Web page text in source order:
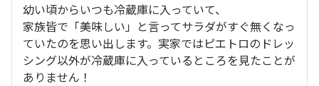
幼い頃からいつも冷蔵庫に入っていて、
家族皆で「美味しい」と言ってサラダがすぐ無くなっ
ていたのを思い出します。実家ではピエトロのドレッ
シング以外が冷蔵庫に入っているところを見たことが
ありません！